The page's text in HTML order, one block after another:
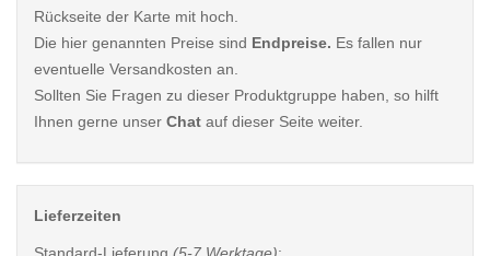
Rückseite der Karte mit hoch.
Die hier genannten Preise sind Endpreise. Es fallen nur
eventuelle Versandkosten an.
Sollten Sie Fragen zu dieser Produktgruppe haben, so hilft
Ihnen gerne unser Chat auf dieser Seite weiter.
Lieferzeiten